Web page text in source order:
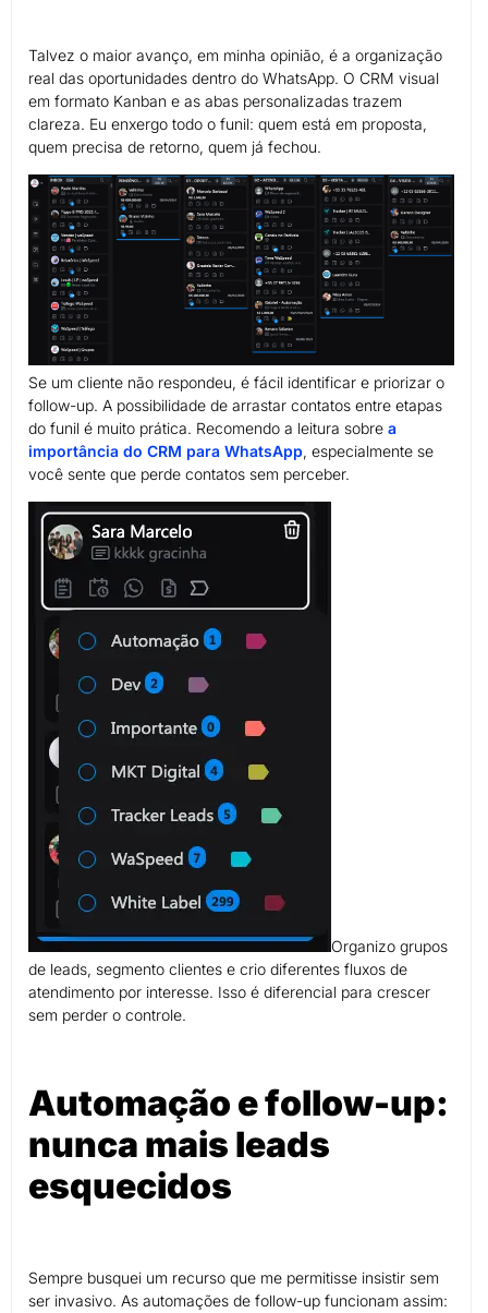
Talvez o maior avanço, em minha opinião, é a organização
real das oportunidades dentro do WhatsApp. O CRM visual
em formato Kanban e as abas personalizadas trazem
clareza. Eu enxergo todo o funil: quem está em proposta,
quem precisa de retorno, quem já fechou.
Se um cliente não respondeu, é fácil identificar e priorizar o
follow-up. A possibilidade de arrastar contatos entre etapas
do funil é muito prática. Recomendo a leitura sobre a
importância do CRM para WhatsApp, especialmente se
você sente que perde contatos sem perceber.
Organizo grupos
de leads, segmento clientes e crio diferentes fluxos de
atendimento por interesse. Isso é diferencial para crescer
sem perder o controle.
Automação e follow-up:
nunca mais leads
esquecidos
Sempre busquei um recurso que me permitisse insistir sem
ser invasivo. As automações de follow-up funcionam assim: